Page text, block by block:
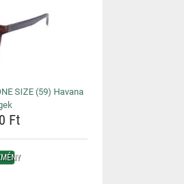
SIZE (59) Havana
Ft